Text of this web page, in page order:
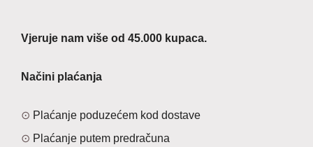
Vjeruje nam više od 45.000 kupaca.
Načini plaćanja
Plaćanje poduzećem kod dostave
Plaćanje putem predračuna